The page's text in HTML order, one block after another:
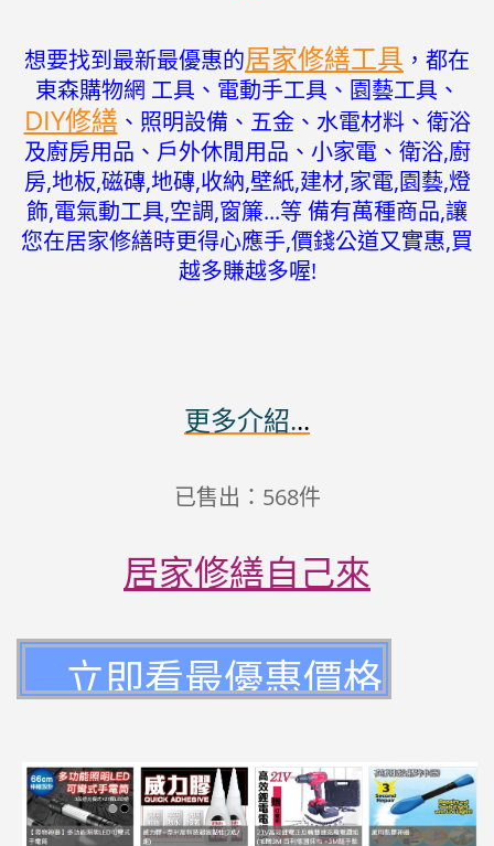
想要找到最新最優惠的居家修繕工具 ，都在
東森購物網 工具、電動手工具、園藝工具、
DIY修繕 、照明設備、五金、水電材料、衛浴
及廚房用品、戶外休閒用品、小家電、衛浴,廚
房,地板,磁磚,地磚,收納,壁紙,建材,家電,園藝,燈
飾,電氣動工具,空調,窗簾...等 備有萬種商品,讓
您在居家修繕時更得心應手,價錢公道又實惠,買
越多賺越多喔!
更多介紹...
已售出：568件
居家修繕自己來